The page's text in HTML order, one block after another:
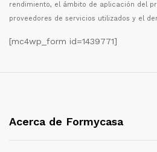
rendimiento, el ámbito de aplicación del
proveedores de servicios utilizados y el
[mc4wp_form id=1439771]
Acerca de Formycasa